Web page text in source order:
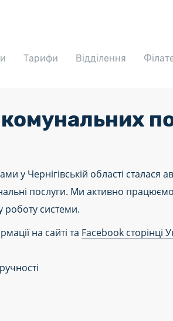
Тарифи Відділення
у Чернігівській області сталася
послуги. Ми активно
роботу системи.
на сайті та Facebook сторінці